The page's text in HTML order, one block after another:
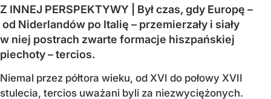
Z INNEJ PERSPEKTYWY | Był czas, gdy Europę –
od Niderlandów po Italię – przemierzały i siały
w niej postrach zwarte formacje hiszpańskiej
piechoty – tercios.
Niemal przez półtora wieku, od XVI do połowy XVII
stulecia, tercios uważani byli za niezwyciężonych.